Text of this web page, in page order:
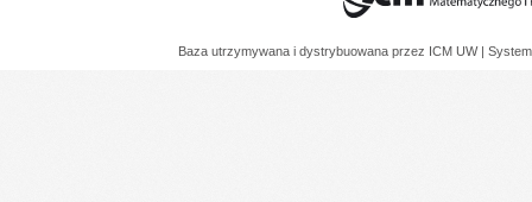
Baza utrzymywana i dystrybuowana przez ICM UW |